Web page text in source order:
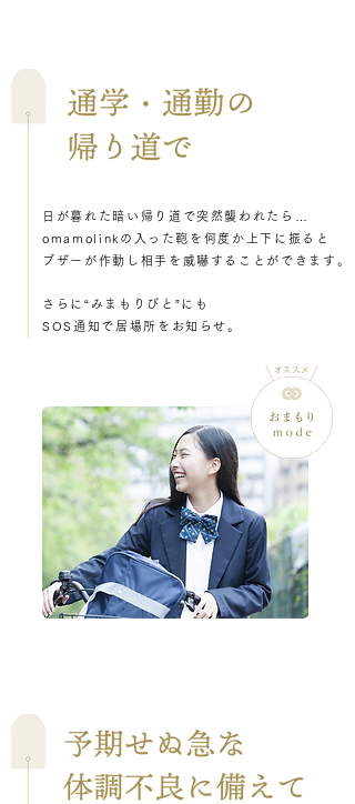
日が暮れた暗い帰り道で突然襲われたら…
omamolinkの入った鞄を何度か上下に振ると
ブザーが作動し相手を威嚇することができます。
さらに“みまもりびと”にも
SOS通知で居場所をお知らせ。